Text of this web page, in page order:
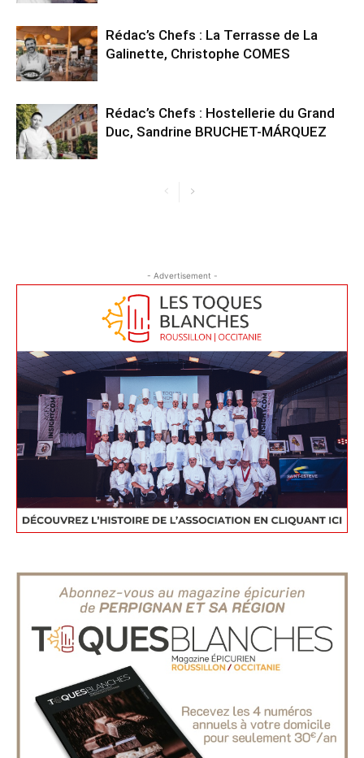
Rédac’s Chefs : La Terrasse de La
Galinette, Christophe COMES
Rédac’s Chefs : Hostellerie du Grand
Duc, Sandrine BRUCHET-MÁRQUEZ
- Advertisement -